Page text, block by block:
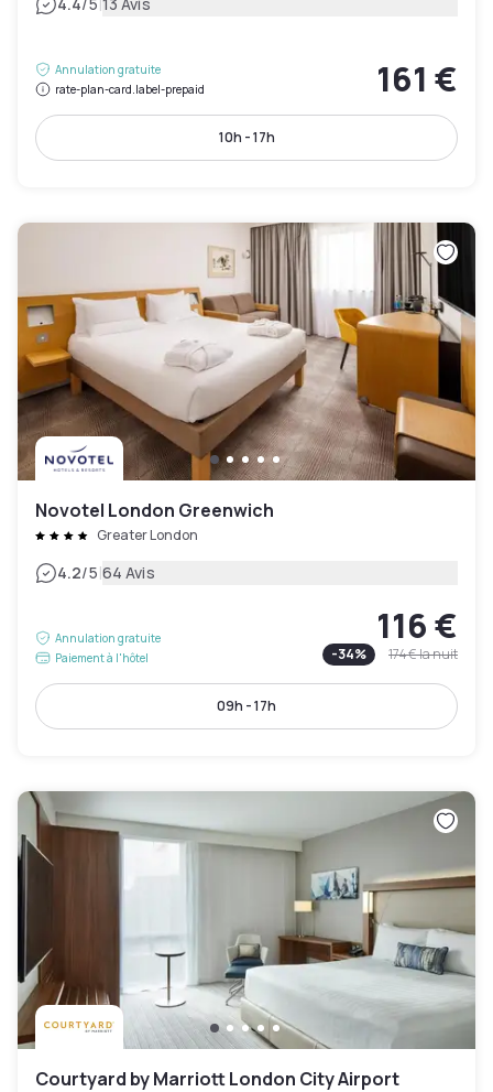
Annulation gratuite
rate-plan-card.label-prepaid
161 €
10h - 17h
Novotel London Greenwich
Greater London
4.2/5|64 Avis
Annulation gratuite
Paiement à l'hôtel
116 €
-34% 174 €la nuit
09h - 17h
Courtyard by Marriott London City Airport